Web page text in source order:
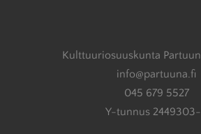
Kulttuuriosuuskunta
info@partuuna.fi
045 679 5527
Y-tunnus